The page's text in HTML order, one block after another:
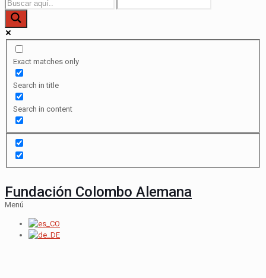
Exact matches only
Search in title
Search in content
Fundación Colombo Alemana
Menú